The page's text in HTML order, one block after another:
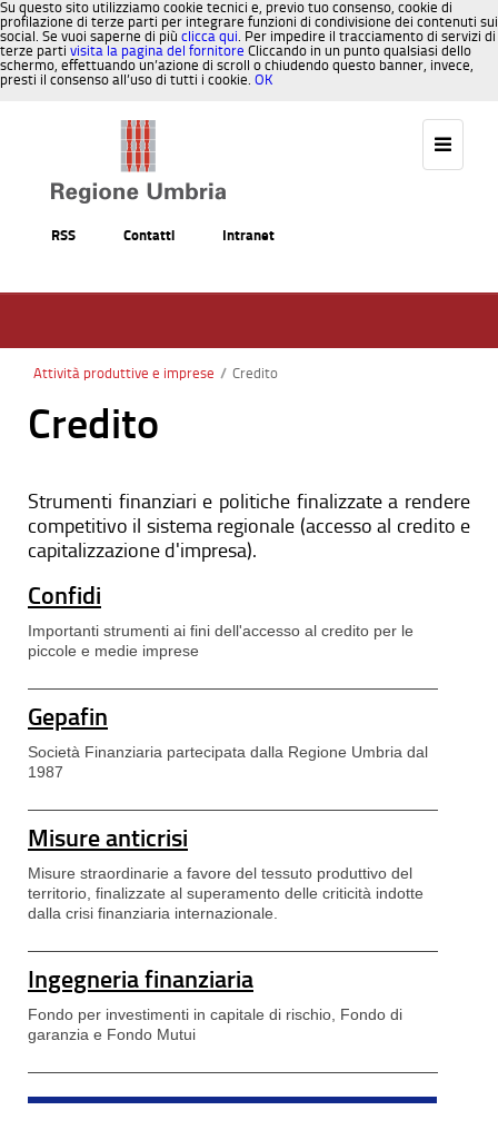
Su questo sito utilizziamo cookie tecnici e, previo tuo consenso, cookie di
profilazione di terze parti per integrare funzioni di condivisione dei contenuti sui
social. Se vuoi saperne di più clicca qui. Per impedire il tracciamento di servizi di
terze parti visita la pagina del fornitore Cliccando in un punto qualsiasi dello
schermo, effettuando un’azione di scroll o chiudendo questo banner, invece,
presti il consenso all’uso di tutti i cookie. OK
RSS Contatti Intranet
Attività produttive e imprese / Credito
Credito
Strumenti finanziari e politiche finalizzate a rendere
competitivo il sistema regionale (accesso al credito e
capitalizzazione d'impresa).
Confidi
Importanti strumenti ai fini dell'accesso al credito per le
piccole e medie imprese
Gepafin
Società Finanziaria partecipata dalla Regione Umbria dal
1987
Misure anticrisi
Misure straordinarie a favore del tessuto produttivo del
territorio, finalizzate al superamento delle criticità indotte
dalla crisi finanziaria internazionale.
Ingegneria finanziaria
Fondo per investimenti in capitale di rischio, Fondo di
garanzia e Fondo Mutui